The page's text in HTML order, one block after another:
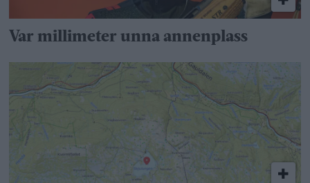
Var millimeter unna annenplass